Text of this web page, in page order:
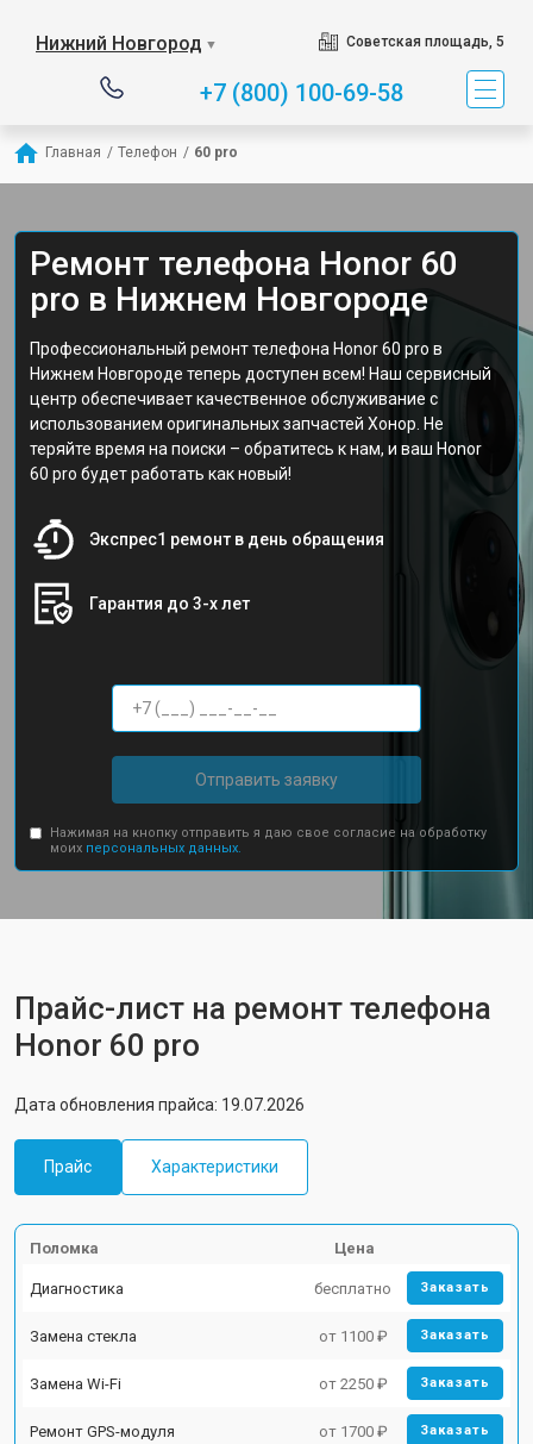
Нижний Новгород ▼ Советская площадь, 5
+7 (800) 100-69-58
Главная / Телефон / 60 pro
Ремонт телефона Honor 60
pro в Нижнем Новгороде
Профессиональный ремонт телефона Honor 60 pro в
Нижнем Новгороде теперь доступен всем! Наш сервисный
центр обеспечивает качественное обслуживание с
использованием оригинальных запчастей Хонор. Не
теряйте время на поиски – обратитесь к нам, и ваш Honor
60 pro будет работать как новый!
Экспрес1 ремонт в день обращения
Гарантия до 3-х лет
Отправить заявку
Нажимая на кнопку отправить я даю свое согласие на обработку
моих персональных данных.
Прайс-лист на ремонт телефона
Honor 60 pro
Дата обновления прайса: 19.07.2026
Прайс Характеристики
Поломка Цена
Диагностика бесплатно Заказать
Замена стекла от 1100 ₽ Заказать
Замена Wi-Fi от 2250 ₽ Заказать
Ремонт GPS-модуля от 1700 ₽ Заказать